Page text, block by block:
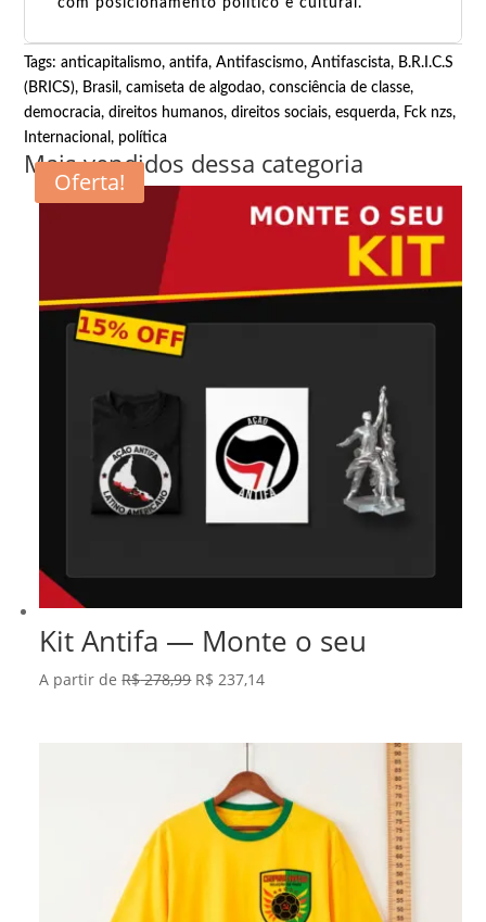
Tags:anticapitalismo,antifa,Antifascismo,Antifascista, B.R.I.C.S
(BRICS), Brasil,camiseta de algodao,consciência de classe,
democracia,direitos humanos,direitos sociais,esquerda, Fck nzs,
Internacional, política
Mais vendidos dessa categoria
Oferta!
Kit Antifa — Monte o seu
A partir deR$278,99 O
R$ 278,99.
R$ 237,14O
R$ 237,14.